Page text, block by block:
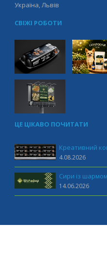
Україна, Львів
СВІЖІ РОБОТИ
ЦЕ ЦІКАВО ПОЧИТАТИ
Креативний
4.08.2026
Сири із
14.06.2026